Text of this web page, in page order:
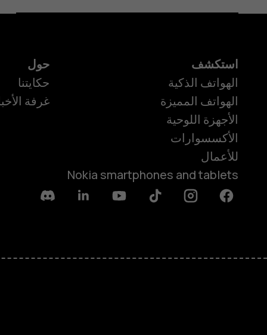
استكشف
الهواتف الذكية
الهواتف المميزة
الأجهزة اللوحية
الأكسسوارات
للأعمال
Nokia smartphones and tablets
حول
حكايتنا
غرفة
Facebook
Instagram
Tiktok
Youtube
Linkedin
Discord